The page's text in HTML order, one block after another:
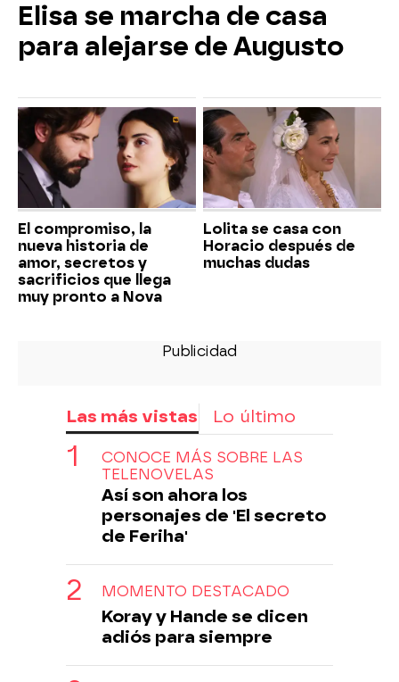
Elisa se marcha de casa
para alejarse de Augusto
El compromiso, la
nueva historia de
amor, secretos y
sacrificios que llega
muy pronto a Nova
Lolita se casa con
Horacio después de
muchas dudas
Las más vistas Lo último
CONOCE MÁS SOBRE LAS
TELENOVELAS
Así son ahora los
personajes de 'El secreto
de Feriha'
MOMENTO DESTACADO
Koray y Hande se dicen
adiós para siempre